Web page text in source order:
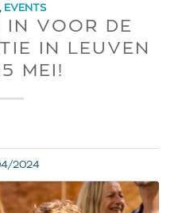
, EVENTS
IN VOOR DE
IN LEUVEN
MEI!
2024